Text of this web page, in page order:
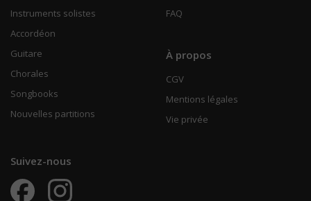
Instruments solistes
Accordéon
Guitare
Chorales
Songbooks
Nouvelles partitions
FAQ
À propos
CGV
Mentions légales
Vie privée
Suivez-nous